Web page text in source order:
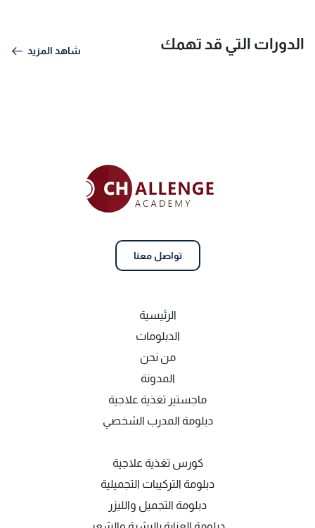
الدورات التي قد تهمك شاهد المزيد
تواصل معنا
الرئيسية
الدبلومات
من نحن
المدونة
ماجستير تغذية علاجية
دبلومة المدرب الشخصي
كورس تغذية علاجية
دبلومة التركيبات التجميلية
دبلومة التجميل والليزر